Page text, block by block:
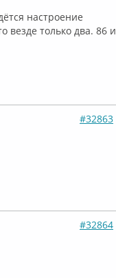
настроение
только два. 86 и
#32863
#32864